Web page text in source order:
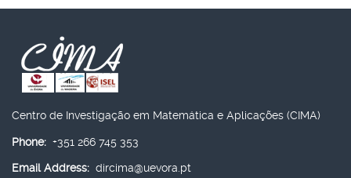
Centro de Investigação em Matemática e Aplicações (CIMA)
Phone: +351 266 745 353
Email Address: dircima@uevora.pt